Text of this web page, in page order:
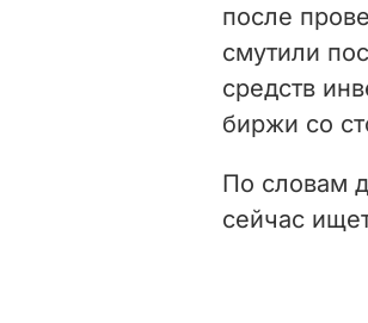
после
смутили
средств
биржи со
По словам
сейчас